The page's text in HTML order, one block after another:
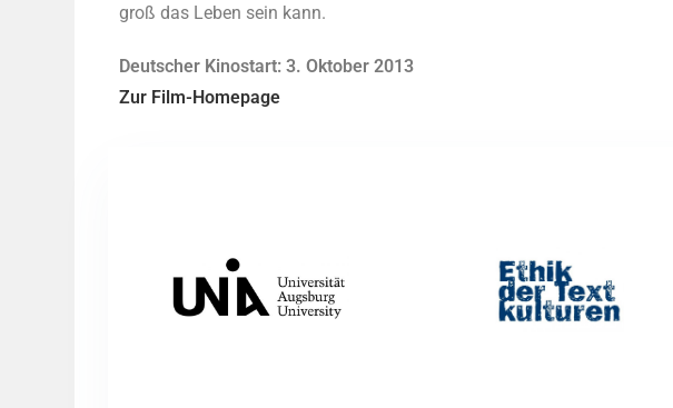
groß das Leben sein kann.
Deut­scher Kino­start: 3. Okto­ber 2013
Zur Film-Home­page